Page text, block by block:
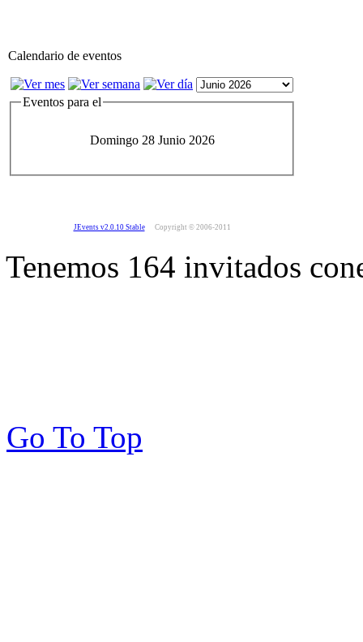
Calendario de eventos
Eventos para el
Domingo 28 Junio 2026
JEvents v2.0.10 Stable Copyright © 2006-2011
Tenemos 164 invitados
Go To Top